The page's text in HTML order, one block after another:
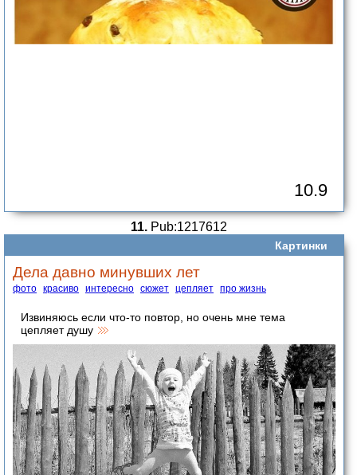
10.9
11.Pub:1217612
Картинки
Дела давно минувших лет
фото красиво интересно сюжет цепляет про жизнь
Извиняюсь если что-то повтор, но очень мне тема
цепляет душу